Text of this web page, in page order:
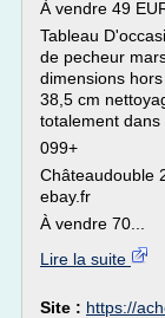
À vendre 49
Tableau
de pecheur
dimensions
38,5 cm
totalement dans
099+
Châteaudouble
ebay.fr
À vendre 70...
Lire la suite
Site : https://